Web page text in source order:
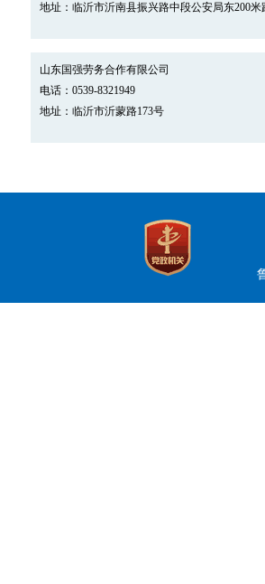
地址：临沂市沂南县振兴路中段公安局东200米
山东国强劳务合作有限公司
电话：0539-8321949
地址：临沂市沂蒙路173号